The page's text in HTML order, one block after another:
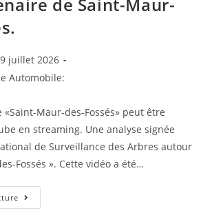
9 juillet 2026
Automobile:
Maur-des-Fossés» peut être
en streaming. Une analyse signée
de Surveillance des Arbres autour
Fossés ». Cette vidéo a été…
Saint-
Maur-